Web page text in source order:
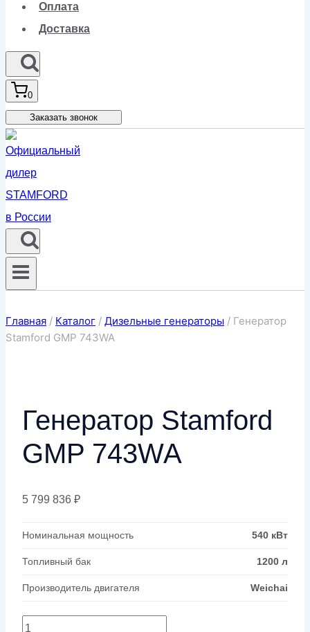
Оплата
Доставка
0
Заказать звонок
Главная / Каталог / Дизельные генераторы / Генератор
Stamford GMP 743WA
Генератор Stamford
GMP 743WA
5 799 836 ₽
Номинальная мощность 540 кВт
Топливный бак 1200 л
Производитель двигателя Weichai
Количество